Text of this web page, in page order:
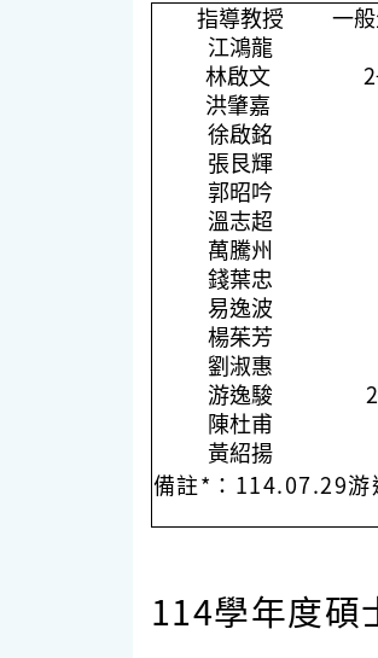
指導教授 一
江鴻龍
林啟文
洪肇嘉
徐啟銘
張艮輝
郭昭吟
溫志超
萬騰州
錢葉忠
易逸波
楊茱芳
劉淑惠
游逸駿
陳杜甫
黃紹揚
備註*：114.07.29游
114學年度碩